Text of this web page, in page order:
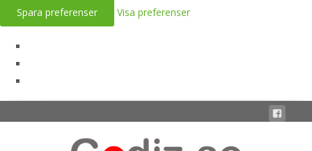
Spara preferenser Visa preferenser